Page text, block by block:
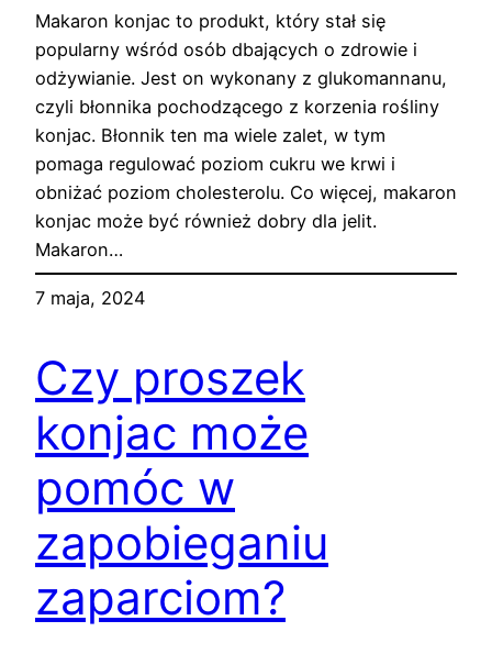
Makaron konjac to produkt, który stał się
popularny wśród osób dbających o zdrowie i
odżywianie. Jest on wykonany z glukomannanu,
czyli błonnika pochodzącego z korzenia rośliny
konjac. Błonnik ten ma wiele zalet, w tym
pomaga regulować poziom cukru we krwi i
obniżać poziom cholesterolu. Co więcej, makaron
konjac może być również dobry dla jelit.
Makaron…
7 maja, 2024
Czy proszek
konjac może
pomóc w
zapobieganiu
zaparciom?